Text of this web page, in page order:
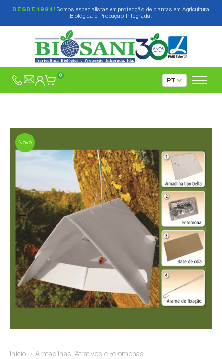
DESDE 1994! Somos especialistas em protecção de plantas em Agricultura
Biológica e Produção Integrada.
0
Novo
Início
Armadilhas, Atrativos e Feromonas